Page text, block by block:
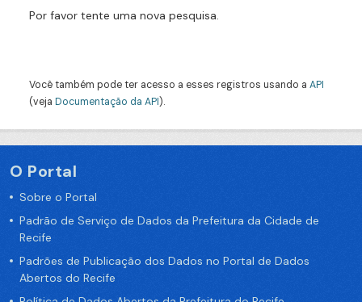
Por favor tente uma nova pesquisa.
Você também pode ter acesso a esses registros usando a API
(veja Documentação da API).
O Portal
Sobre o Portal
Padrão de Serviço de Dados da Prefeitura da Cidade de
Recife
Padrões de Publicação dos Dados no Portal de Dados
Abertos do Recife